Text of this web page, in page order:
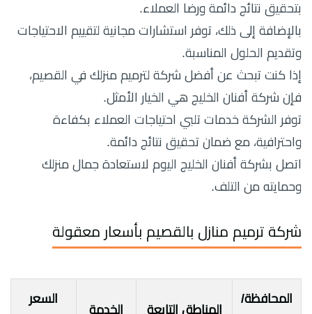
بتحقيق نتائج دائمة ورضا العملاء.
بالإضافة إلى ذلك، توفر استشارات مجانية لتقييم الاحتياجات
وتقديم الحلول المناسبة.
إذا كنت تبحث عن أفضل شركة لترميم منزلك في القصيم،
فإن شركة أفنان الخليج هي الخيار الأمثل.
توفر الشركة خدمات تلبي احتياجات العملاء بكفاءة
واحترافية، مع ضمان تحقيق نتائج دائمة.
اتصل بشركة أفنان الخليج اليوم لاستعادة جمال منزلك
وحمايته من التلف.
شركة ترميم منازل بالقصيم بأسعار معقولة
المحافظة/
المناطق التابعة الخدمة
السعر